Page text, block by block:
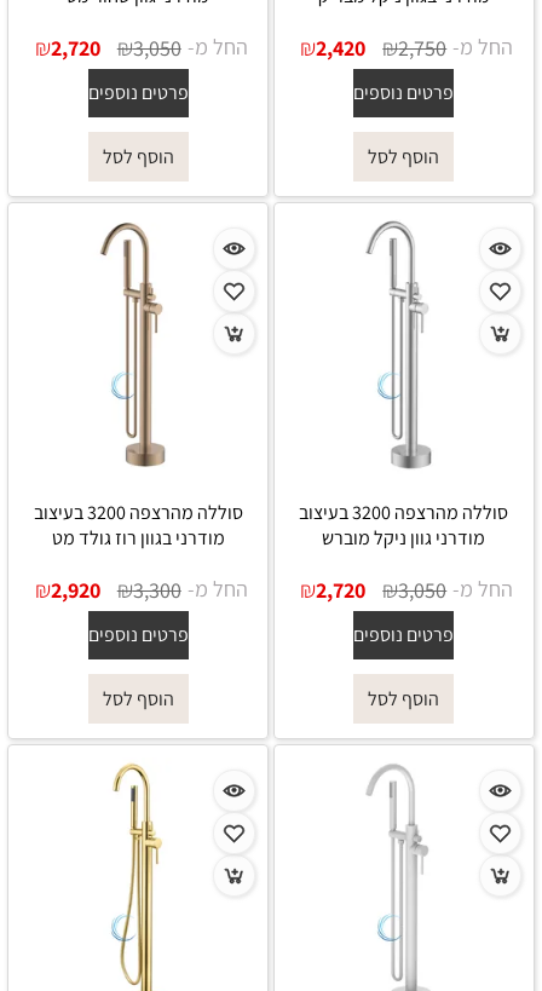
החל מ- ₪2,750
₪2,420
פרטים נוספים
הוסף לסל
החל מ- ₪3,050
₪2,720
פרטים נוספים
הוסף לסל
סוללה מהרצפה 3200 בעיצוב
מודרני גוון ניקל מוברש
החל מ- ₪3,050
₪2,720
פרטים נוספים
הוסף לסל
סוללה מהרצפה 3200 בעיצוב
מודרני בגוון רוז גולד מט
החל מ- ₪3,300
₪2,920
פרטים נוספים
הוסף לסל